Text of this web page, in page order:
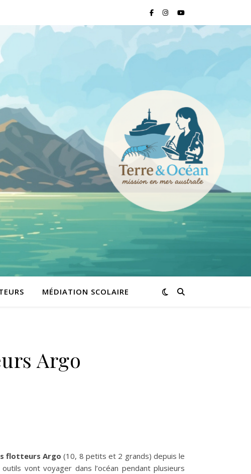
MÉDIATION SCOLAIRE
Argo
flotteurs Argo (10, 8 petits et 2 grands) depuis le
vont voyager dans l’océan pendant plusieurs